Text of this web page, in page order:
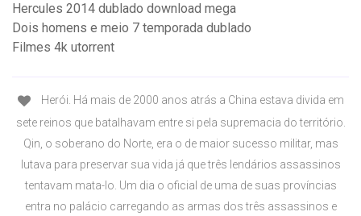
Hercules 2014 dublado download mega
Dois homens e meio 7 temporada dublado
Filmes 4k utorrent
Herói. Há mais de 2000 anos atrás a China estava divida em
sete reinos que batalhavam entre si pela supremacia do território.
Qin, o soberano do Norte, era o de maior sucesso militar, mas
lutava para preservar sua vida já que três lendários assassinos
tentavam mata-lo. Um dia o oficial de uma de suas províncias
entra no palácio carregando as armas dos três assassinos e